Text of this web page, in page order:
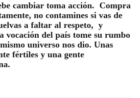
cambiar toma acción. Compra
no contamines si vas de
a faltar al respeto, y
vocación del país tome su rumbo
universo nos dio. Unas
fértiles y una gente